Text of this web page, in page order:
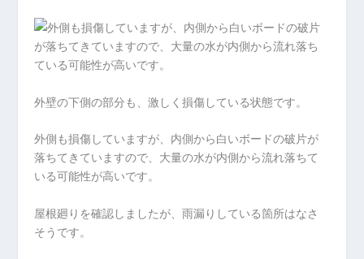
外壁の下側の部分も、激しく損傷している状態です。
外側も損傷していますが、内側から白いボードの破片が
落ちてきていますので、大量の水が内側から流れ落ちて
いる可能性が高いです。
屋根廻りを確認しましたが、雨漏りしている箇所はなさ
そうです。